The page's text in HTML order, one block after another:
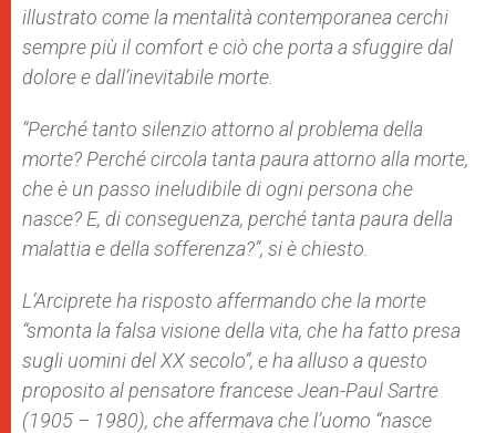
illustrato come la mentalità contemporanea cerchi
sempre più il comfort e ciò che porta a sfuggire dal
dolore e dall’inevitabile morte.
“Perché tanto silenzio attorno al problema della
morte? Perché circola tanta paura attorno alla morte,
che è un passo ineludibile di ogni persona che
nasce? E, di conseguenza, perché tanta paura della
malattia e della sofferenza?”, si è chiesto.
L’Arciprete ha risposto affermando che la morte
“smonta la falsa visione della vita, che ha fatto presa
sugli uomini del XX secolo”, e ha alluso a questo
proposito al pensatore francese Jean-Paul Sartre
(1905 – 1980), che affermava che l’uomo “nasce